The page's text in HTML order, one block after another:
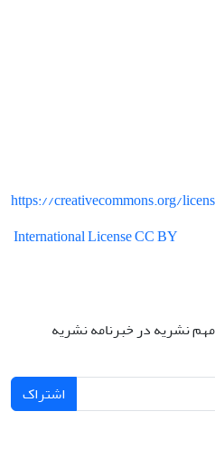
https://creativecommons.org/
International License CC BY
نشریه در خبرنامه نشریه
اشتراک